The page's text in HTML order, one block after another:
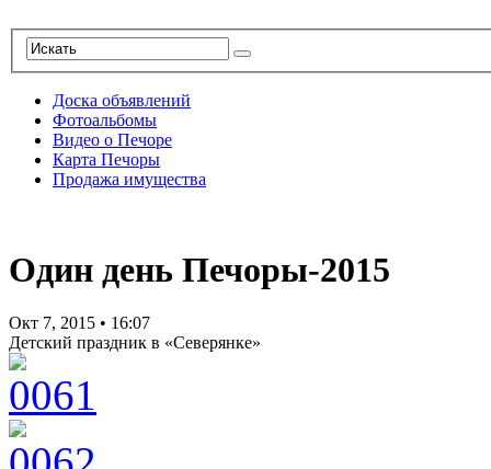
Доска объявлений
Фотоальбомы
Видео о Печоре
Карта Печоры
Продажа имущества
Один день Печоры-2015
Окт 7, 2015 • 16:07
Детский праздник в «Северянке»